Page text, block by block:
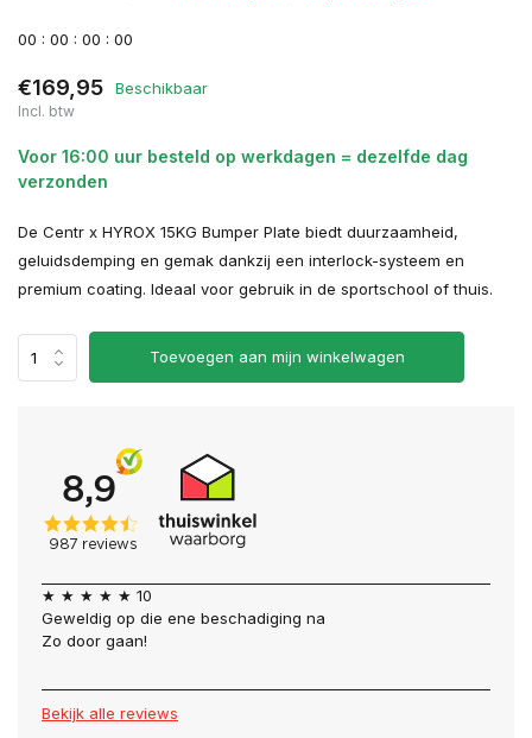
00 : 00 : 00 : 00
€169,95 Beschikbaar
Incl. btw
Voor 16:00 uur besteld op werkdagen = dezelfde dag
verzonden
De Centr x HYROX 15KG Bumper Plate biedt duurzaamheid,
geluidsdemping en gemak dankzij een interlock-systeem en
premium coating. Ideaal voor gebruik in de sportschool of thuis.
Toevoegen aan mijn winkelwagen
★ ★ ★ ★ ★ 10
Geweldig op die ene beschadiging na
Zo door gaan!
Bekijk alle reviews